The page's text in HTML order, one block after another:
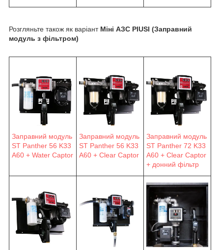
Розгляньте також як варіант Міні АЗС PIUSI (Заправний
модуль з фільтром)
Заправний модуль
ST Panther 56 K33
A60 + Water Captor
Заправний модуль
ST Panther 56 K33
A60 + Clear Captor
Заправний модуль
ST Panther 72 K33
A60 + Clear Captor
+ донний фільтр